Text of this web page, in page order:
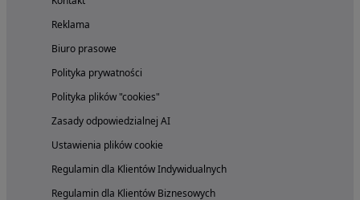
Reklama
Biuro prasowe
Polityka prywatności
Polityka plików "cookies"
Zasady odpowiedzialnej AI
Ustawienia plików cookie
Regulamin dla Klientów Indywidualnych
Regulamin dla Klientów Biznesowych